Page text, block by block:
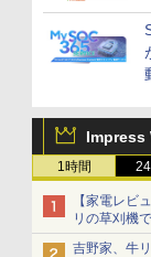
Impress
1時間
【家電レビ
リの草刈機
吉野家、牛